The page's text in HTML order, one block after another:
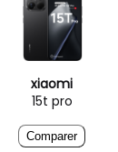
xiaomi
15t pro
Comparer